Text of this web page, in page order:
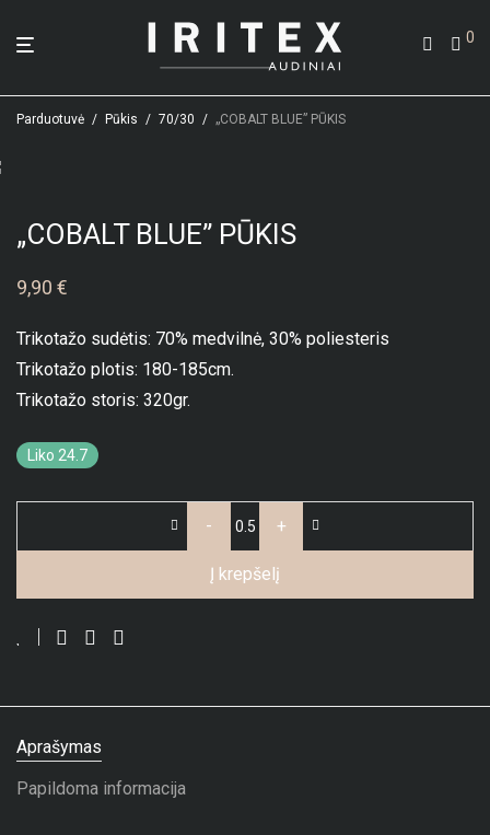
0
Parduotuvė / Pūkis / 70/30 / „COBALT BLUE” PŪKIS
„COBALT BLUE” PŪKIS
9,90 €
Trikotažo sudėtis: 70% medvilnė, 30% poliesteris
Trikotažo plotis: 180-185cm.
Trikotažo storis: 320gr.
Liko 24.7
- +
Į krepšelį
Aprašymas
Papildoma informacija